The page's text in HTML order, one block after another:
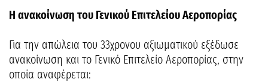
Η ανακοίνωση του Γενικού Επιτελείου Αεροπορίας
Για την απώλεια του 33χρονου αξιωματικού εξέδωσε
ανακοίνωση και το Γενικό Επιτελείο Αεροπορίας, στην
οποία αναφέρεται: